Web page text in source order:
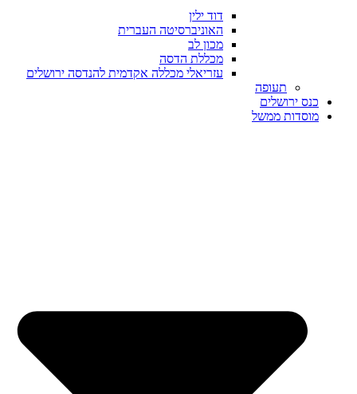
דוד ילין
האוניברסיטה העברית
מכון לב
מכללת הדסה
עזריאלי מכללה אקדמית להנדסה ירושלים
תעופה
כנס ירושלים
מוסדות ממשל